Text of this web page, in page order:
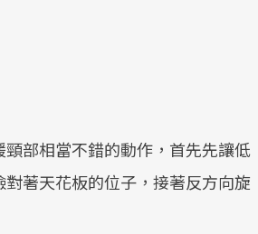
部相當不錯的動作，首先先讓低
著天花板的位子，接著反方向旋